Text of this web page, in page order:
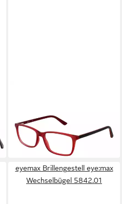
-33%
in 2-3 Werktagen bei dir
eyemax Brillengestell eye:max
Wechselbügel 5842.01